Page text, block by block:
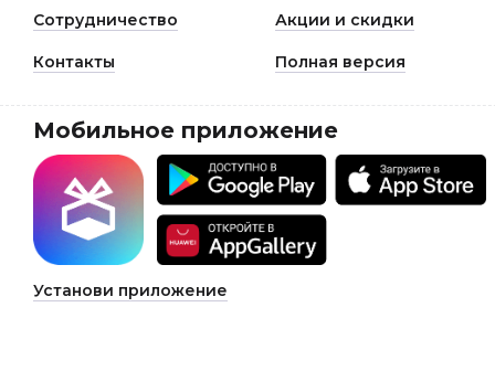
Сотрудничество Акции и скидки
Контакты Полная версия
Мобильное приложение
Установи приложение